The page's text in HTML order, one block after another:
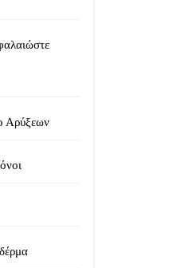
Αρύξεων